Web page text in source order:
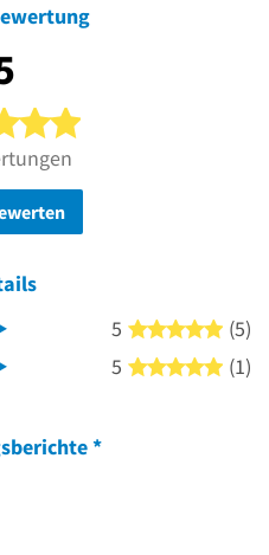
5 von 5 Sternen
5 5 von
(5)
5 5 von
(1)
*